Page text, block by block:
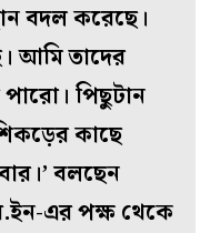
বদল করেছে।
আমি তাদের
পারো। পিছুটান
কাছে
বলছেন
এর পক্ষ থেকে